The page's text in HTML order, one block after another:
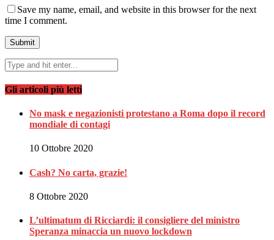
Save my name, email, and website in this browser for the next
time I comment.
Gli articoli più letti
No mask e negazionisti protestano a Roma dopo il record
mondiale di contagi
10 Ottobre 2020
Cash? No carta, grazie!
8 Ottobre 2020
L’ultimatum di Ricciardi: il consigliere del ministro
Speranza minaccia un nuovo lockdown